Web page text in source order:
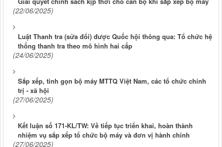
(22/06/2025)
Luật Thanh tra (sửa đổi) được Quốc hội thông qua: Tổ chức hệ
thống thanh tra theo mô hình hai cấp
(24/06/2025)
Sắp xếp, tinh gọn bộ máy MTTQ Việt Nam, các tổ chức chính
trị - xã hội
(27/06/2025)
Kết luận số 171-KL/TW: Về tiếp tục triển khai, hoàn thành
nhiệm vụ sắp xếp tổ chức bộ máy và đơn vị hành chính
(27/06/2025)